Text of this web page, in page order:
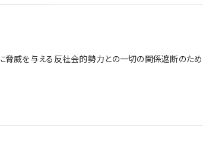
威を与える反社会的勢力との一切の関係遮断のた